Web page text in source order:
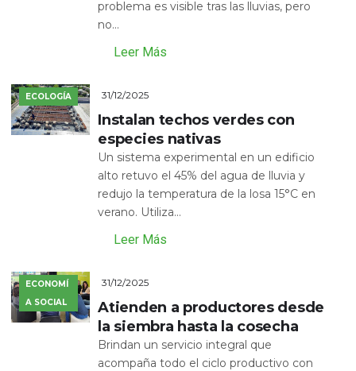
problema es visible tras las lluvias, pero
no...
Leer Más
ECOLOGÍA 31/12/2025
Instalan techos verdes con
especies nativas
Un sistema experimental en un edificio
alto retuvo el 45% del agua de lluvia y
redujo la temperatura de la losa 15°C en
verano. Utiliza...
Leer Más
ECONOMÍ
A SOCIAL
31/12/2025
Atienden a productores desde
la siembra hasta la cosecha
Brindan un servicio integral que
acompaña todo el ciclo productivo con